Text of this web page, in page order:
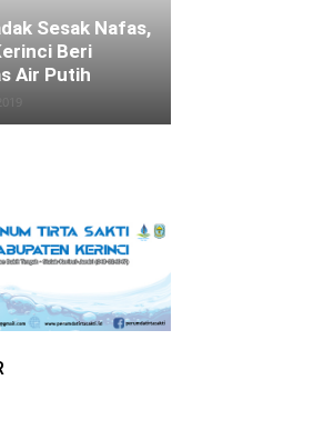
Sesak Nafas,
Beri
Air Putih